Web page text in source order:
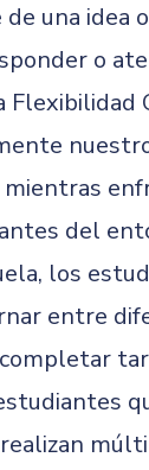
una idea
o
Flexibilidad
del
los
entre